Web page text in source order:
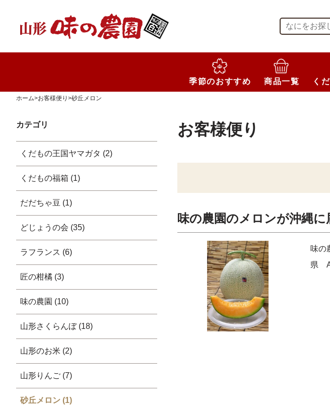
検索
季節のおすすめ 商品一覧 く
ホーム>お客様便り >砂丘メロン
お客様便り
味の農園のメロンが沖縄に
味の
県
カテゴリ
くだもの王国ヤマガタ (2)
くだもの福箱 (1)
だだちゃ豆 (1)
どじょうの会 (35)
ラフランス (6)
匠の柑橘 (3)
味の農園 (10)
山形さくらんぼ (18)
山形のお米 (2)
山形りんご (7)
砂丘メロン (1)